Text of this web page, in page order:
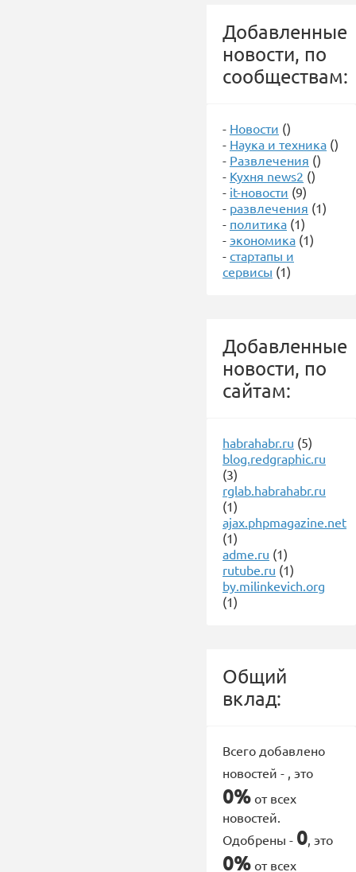
Добавленные
новости, по
сообществам:
- Новости ()
- Наука и техника ()
- Развлечения ()
- Кухня news2 ()
- it-новости (9)
- развлечения (1)
- политика (1)
- экономика (1)
- стартапы и
сервисы (1)
Добавленные
новости, по
сайтам:
habrahabr.ru (5)
blog.redgraphic.ru
(3)
rglab.habrahabr.ru
(1)
ajax.phpmagazine.net
(1)
adme.ru (1)
rutube.ru (1)
by.milinkevich.org
(1)
Общий
вклад:
Всего добавлено
новостей - , это
0% от всех
новостей.
Одобрены - 0, это
0% от всех